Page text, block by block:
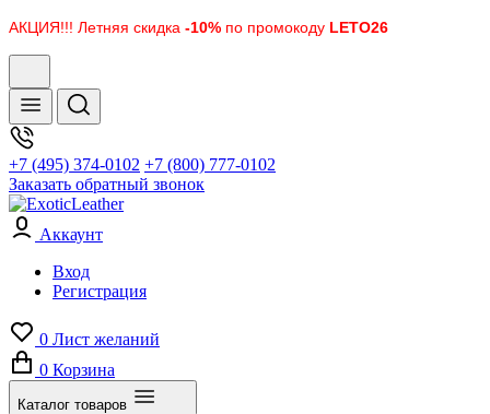
АКЦИЯ!!! Летняя скидка -10% по промокоду LETO26
+7 (495) 374-0102 +7 (800) 777-0102
Заказать обратный звонок
Аккаунт
Вход
Регистрация
0 Лист желаний
0 Корзина
Каталог товаров